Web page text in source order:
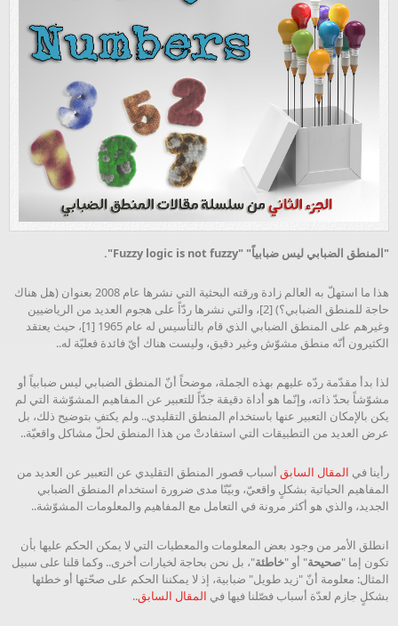
"المنطق الضبابي ليس ضبابياً" "Fuzzy logic is not fuzzy".
هذا ما استهلّ به العالم زادة ورقته البحثية التي نشرها عام 2008 بعنوان (هل هناك
حاجة للمنطق الضبابي؟) [2]، والتي نشرها ردّاً على هجوم العديد من الرياضيين
وغيرهم على المنطق الضبابي الذي قام بالتأسيس له عام 1965 [1]، حيث يعتقد
الكثيرون أنّه منطق مشوّش وغير دقيق، وليست هناك أيّ فائدة فعليّة له..
لذا بدأ مقدّمة ردّه عليهم بهذه الجملة، موضحاً أنّ المنطق الضبابي ليس ضبابياً أو
مشوّشاً بحدّ ذاته، وإنّما هو أداة دقيقة جدّاً للتعبير عن المفاهيم المشوّشة التي لم
يكن بالإمكان التعبير عنها باستخدام المنطق التقليدي.. ولم يكتفِ بتوضيح ذلك، بل
عرض العديد من التطبيقات التي استفادتْ من هذا المنطق لحلّ مشاكل واقعيّة..
رأينا في المقال السابق أسباب قصور المنطق التقليدي عن التعبير عن العديد من
المفاهيم الحياتية بشكلٍ واقعيّ، وبيّنّا مدى ضرورة استخدام المنطق الضبابي
الجديد، والذي هو أكثر مرونة في التعامل مع المفاهيم والمعلومات المشوّشة..
انطلق الأمر من وجود بعض المعلومات والمعطيات التي لا يمكن الحكم عليها بأن
تكون إما "صحيحة" أو "خاطئة"، بل نحن بحاجة لخيارات أخرى.. وكما قلنا على سبيل
المثال: معلومة أنّ "زيد طويل" ضبابية، إذ لا يمكننا الحكم على صحّتها أو خطئها
بشكلٍ جازم لعدّة أسباب فصّلنا فيها في المقال السابق..